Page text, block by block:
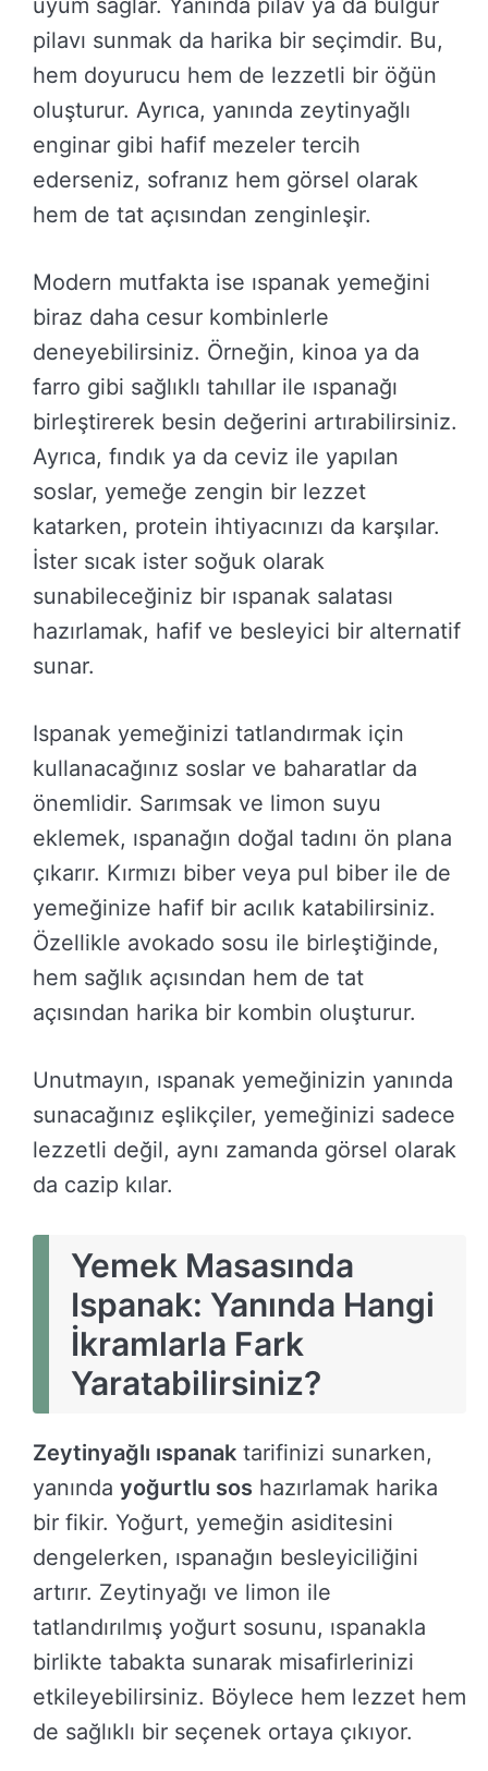
uyum sağlar. Yanında pilav ya da bulgur
pilavı sunmak da harika bir seçimdir. Bu,
hem doyurucu hem de lezzetli bir öğün
oluşturur. Ayrıca, yanında zeytinyağlı
enginar gibi hafif mezeler tercih
ederseniz, sofranız hem görsel olarak
hem de tat açısından zenginleşir.
Modern mutfakta ise ıspanak yemeğini
biraz daha cesur kombinlerle
deneyebilirsiniz. Örneğin, kinoa ya da
farro gibi sağlıklı tahıllar ile ıspanağı
birleştirerek besin değerini artırabilirsiniz.
Ayrıca, fındık ya da ceviz ile yapılan
soslar, yemeğe zengin bir lezzet
katarken, protein ihtiyacınızı da karşılar.
İster sıcak ister soğuk olarak
sunabileceğiniz bir ıspanak salatası
hazırlamak, hafif ve besleyici bir alternatif
sunar.
Ispanak yemeğinizi tatlandırmak için
kullanacağınız soslar ve baharatlar da
önemlidir. Sarımsak ve limon suyu
eklemek, ıspanağın doğal tadını ön plana
çıkarır. Kırmızı biber veya pul biber ile de
yemeğinize hafif bir acılık katabilirsiniz.
Özellikle avokado sosu ile birleştiğinde,
hem sağlık açısından hem de tat
açısından harika bir kombin oluşturur.
Unutmayın, ıspanak yemeğinizin yanında
sunacağınız eşlikçiler, yemeğinizi sadece
lezzetli değil, aynı zamanda görsel olarak
da cazip kılar.
Yemek Masasında
Ispanak: Yanında Hangi
İkramlarla Fark
Yaratabilirsiniz?
Zeytinyağlı ıspanak tarifinizi sunarken,
yanında yoğurtlu sos hazırlamak harika
bir fikir. Yoğurt, yemeğin asiditesini
dengelerken, ıspanağın besleyiciliğini
artırır. Zeytinyağı ve limon ile
tatlandırılmış yoğurt sosunu, ıspanakla
birlikte tabakta sunarak misafirlerinizi
etkileyebilirsiniz. Böylece hem lezzet hem
de sağlıklı bir seçenek ortaya çıkıyor.